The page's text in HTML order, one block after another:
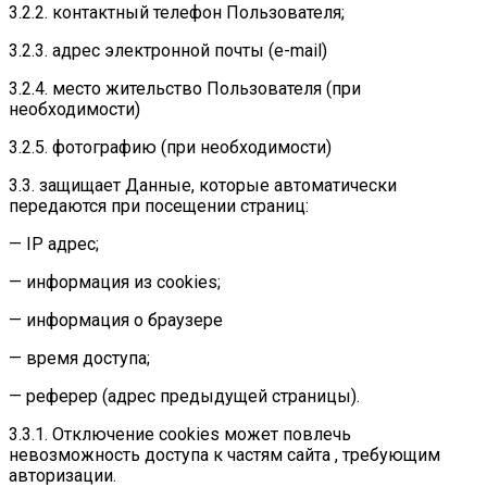
3.2.2. контактный телефон Пользователя;
3.2.3. адрес электронной почты (e-mail)
3.2.4. место жительство Пользователя (при
необходимости)
3.2.5. фотографию (при необходимости)
3.3. защищает Данные, которые автоматически
передаются при посещении страниц:
— IP адрес;
— информация из cookies;
— информация о браузере
— время доступа;
— реферер (адрес предыдущей страницы).
3.3.1. Отключение cookies может повлечь
невозможность доступа к частям сайта , требующим
авторизации.